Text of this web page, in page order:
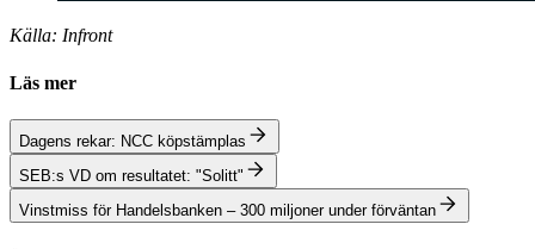
Källa: Infront
Läs mer
Dagens rekar: NCC köpstämplas
SEB:s VD om resultatet: "Solitt"
Vinstmiss för Handelsbanken – 300 miljoner under förväntan